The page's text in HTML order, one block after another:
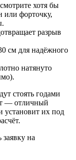
хотя бы
или форточку,
разрыв
см для надёжного
натянуто
стоять годами
— отличный
установит их под
на